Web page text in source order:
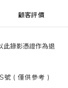
顧客評價
此錄影憑證作為退
( 僅供參考 )